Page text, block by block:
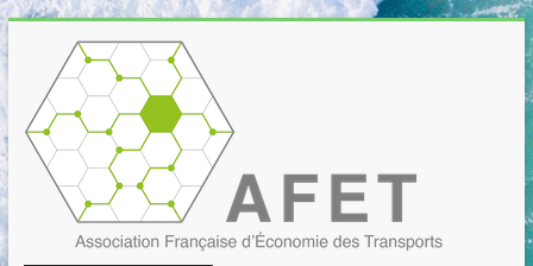
Skip
to
content